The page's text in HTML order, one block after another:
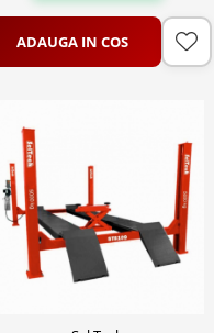
ADAUGA IN COS